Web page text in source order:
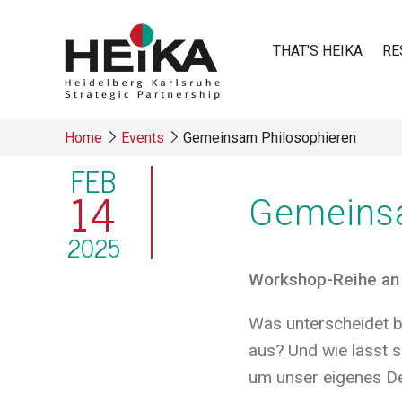
THAT'S HEIKA
Breadcrumb
Home Events Gemeinsam Philosophieren
FEB
14
2025
Workshop-Reihe
Was unterscheidet
aus? Und wie lässt
um unser eigenes